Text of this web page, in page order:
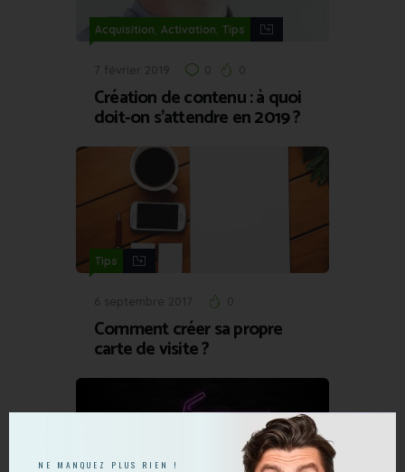
Acquisition, Activation, Tips
7 février 2019 0 0
Création de contenu : à quoi
doit-on s’attendre en 2019 ?
Tips
6 septembre 2017 0
Comment créer sa propre
carte de visite ?
NE MANQUEZ PLUS RIEN !